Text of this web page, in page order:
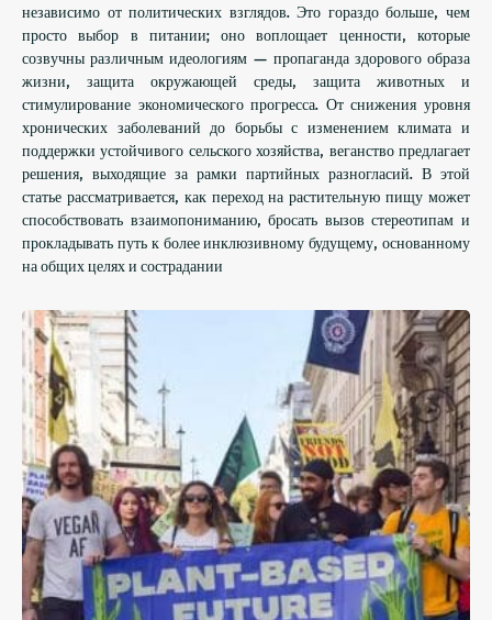
независимо от политических взглядов. Это гораздо больше, чем
просто выбор в питании; оно воплощает ценности, которые
созвучны различным идеологиям — пропаганда здорового образа
жизни, защита окружающей среды, защита животных и
стимулирование экономического прогресса. От снижения уровня
хронических заболеваний до борьбы с изменением климата и
поддержки устойчивого сельского хозяйства, веганство предлагает
решения, выходящие за рамки партийных разногласий. В этой
статье рассматривается, как переход на растительную пищу может
способствовать взаимопониманию, бросать вызов стереотипам и
прокладывать путь к более инклюзивному будущему, основанному
на общих целях и сострадании